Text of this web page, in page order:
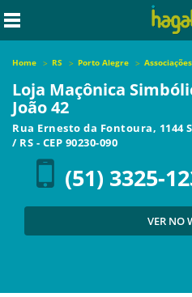
Home RS Porto Alegre Associações
Loja Maçônica
João 42
Rua Ernesto da Fontoura, 1144
/ RS - CEP 90230-090
(51) 3325-
VER NO